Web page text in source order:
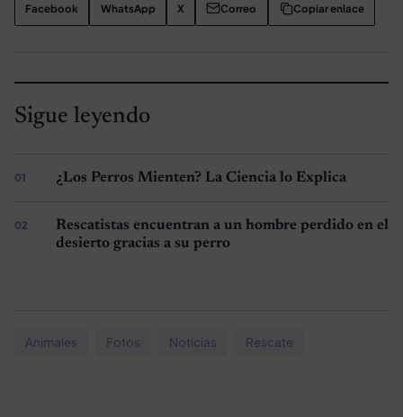
Facebook WhatsApp X Correo Copiar enlace
Sigue leyendo
¿Los Perros Mienten? La Ciencia lo Explica
Rescatistas encuentran a un hombre perdido en el
desierto gracias a su perro
Animales Fotos Noticias Rescate